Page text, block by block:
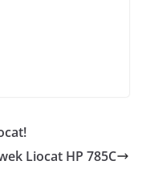
Liocat HP 785C